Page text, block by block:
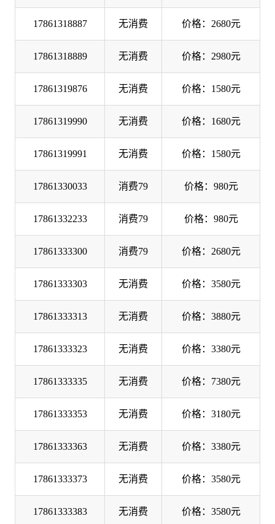
17861318887 无消费 价格：2680元
17861318889 无消费 价格：2980元
17861319876 无消费 价格：1580元
17861319990 无消费 价格：1680元
17861319991 无消费 价格：1580元
17861330033 消费79 价格：980元
17861332233 消费79 价格：980元
17861333300 消费79 价格：2680元
17861333303 无消费 价格：3580元
17861333313 无消费 价格：3880元
17861333323 无消费 价格：3380元
17861333335 无消费 价格：7380元
17861333353 无消费 价格：3180元
17861333363 无消费 价格：3380元
17861333373 无消费 价格：3580元
17861333383 无消费 价格：3580元